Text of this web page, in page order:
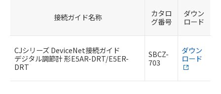
接続ガイド名称
カタロ
グ番号
ダウン
ロード
CJシリーズ DeviceNet接続ガイド
デジタル調節計 形E5AR-DRT/E5ER-
DRT
SBCZ-
703
ダウン
ロード